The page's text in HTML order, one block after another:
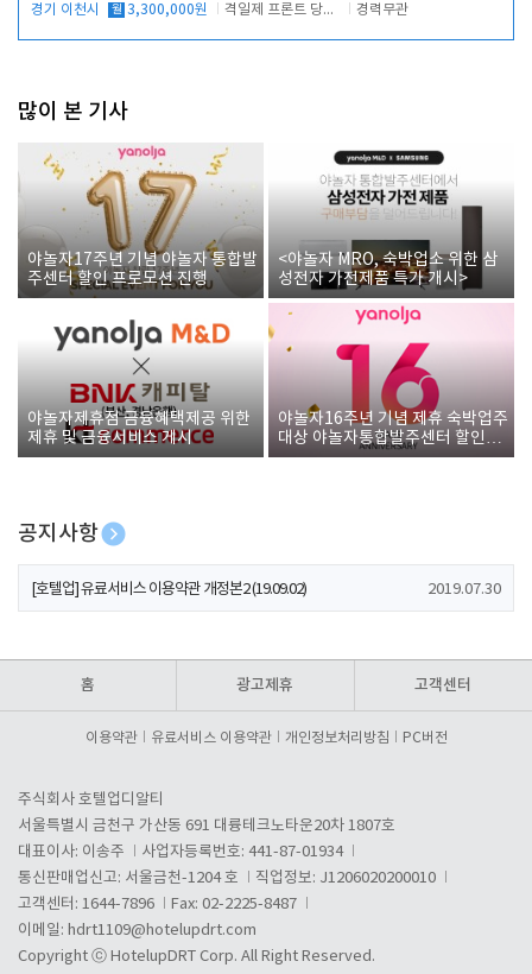
경기 이천시 월 3,300,000원 격일제 프론트 당번 업무로 주차 및 객실 점검 경력무관
많이 본 기사
야놀자17주년 기념 야놀자 통합발
주센터 할인 프로모션 진행
<야놀자 MRO, 숙박업소 위한 삼
성전자 가전제품 특가 개시>
야놀자제휴점 금융혜택제공 위한
제휴 및 금융서비스 게시
야놀자16주년 기념 제휴 숙박업주
대상 야놀자통합발주센터 할인쿠
폰 증정
공지사항
[호텔업] 개인정보 처리방침 개정본1 (19.09.02)
[호텔업] 유료서비스 이용약관 개정본2 (19.09.02) 2019.07.30
홈 광고제휴 고객센터
이용약관 유료서비스 이용약관 개인정보처리방침 PC버전
주식회사 호텔업디알티
서울특별시 금천구 가산동 691 대륭테크노타운20차 1807호
대표이사: 이송주
사업자등록번호: 441-87-01934
통신판매업신고: 서울금천-1204 호
직업정보: J1206020200010
고객센터: 1644-7896
Fax: 02-2225-8487
이메일: hdrt1109@hotelupdrt.com
Copyright ⓒ HotelupDRT Corp. All Right Reserved.